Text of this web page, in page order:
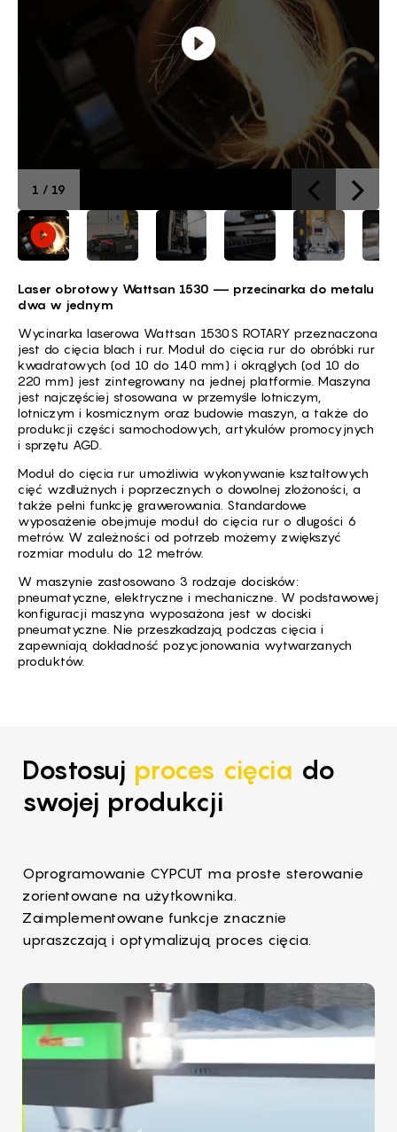
1 / 19
Laser obrotowy Wattsan 1530 — przecinarka do metalu
dwa w jednym
Wycinarka laserowa Wattsan 1530S ROTARY przeznaczona
jest do cięcia blach i rur. Moduł do cięcia rur do obróbki rur
kwadratowych (od 10 do 140 mm) i okrągłych (od 10 do
220 mm) jest zintegrowany na jednej platformie. Maszyna
jest najczęściej stosowana w przemyśle lotniczym,
lotniczym i kosmicznym oraz budowie maszyn, a także do
produkcji części samochodowych, artykułów promocyjnych
i sprzętu AGD.
Moduł do cięcia rur umożliwia wykonywanie kształtowych
cięć wzdłużnych i poprzecznych o dowolnej złożoności, a
także pełni funkcję grawerowania. Standardowe
wyposażenie obejmuje moduł do cięcia rur o długości 6
metrów. W zależności od potrzeb możemy zwiększyć
rozmiar modułu do 12 metrów.
W maszynie zastosowano 3 rodzaje docisków:
pneumatyczne, elektryczne i mechaniczne. W podstawowej
konfiguracji maszyna wyposażona jest w dociski
pneumatyczne. Nie przeszkadzają podczas cięcia i
zapewniają dokładność pozycjonowania wytwarzanych
produktów.
Dostosuj proces cięcia do
swojej produkcji
Oprogramowanie CYPCUT ma proste sterowanie
zorientowane na użytkownika.
Zaimplementowane funkcje znacznie
upraszczają i optymalizują proces cięcia.